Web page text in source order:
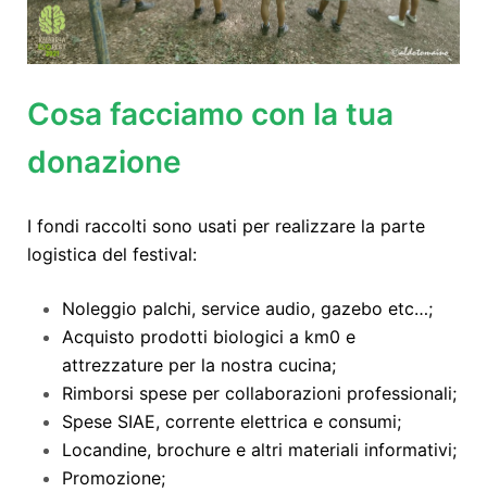
Cosa facciamo con la tua
donazione
I fondi raccolti sono usati per realizzare la parte
logistica del festival:
Noleggio palchi, service audio, gazebo etc…;
Acquisto prodotti biologici a km0 e
attrezzature per la nostra cucina;
Rimborsi spese per collaborazioni professionali;
Spese SIAE, corrente elettrica e consumi;
Locandine, brochure e altri materiali informativi;
Promozione;